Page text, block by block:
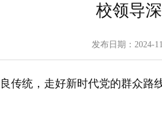
校领导
发布日期：2024-
传统，走好新时代党的群众路